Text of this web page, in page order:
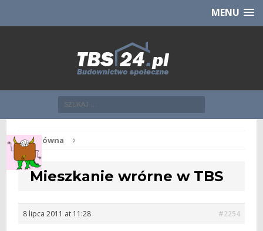
CHCĘ [klik]MENU
Str. główna
Mieszkanie wrórne w TBS
8 lipca 2011 at 11:28 #2254